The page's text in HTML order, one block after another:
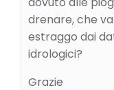
drenare, che
estraggo dai
idrologici?
Grazie